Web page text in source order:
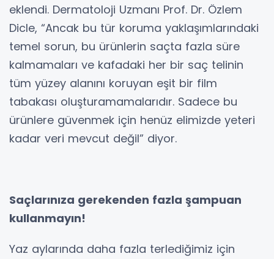
eklendi. Dermatoloji Uzmanı Prof. Dr. Özlem
Dicle, “Ancak bu tür koruma yaklaşımlarındaki
temel sorun, bu ürünlerin saçta fazla süre
kalmamaları ve kafadaki her bir saç telinin
tüm yüzey alanını koruyan eşit bir film
tabakası oluşturamamalarıdır. Sadece bu
ürünlere güvenmek için henüz elimizde yeteri
kadar veri mevcut değil” diyor.
Saçlarınıza gerekenden fazla şampuan
kullanmayın!
Yaz aylarında daha fazla terlediğimiz için